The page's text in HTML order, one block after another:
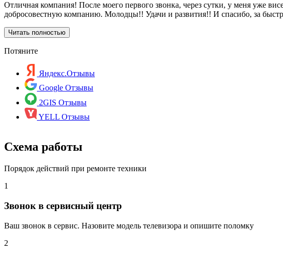
Отличная компания! После моего первого звонка, через сутки, у меня уже
добросовестную компанию. Молодцы!! Удачи и развития!! И спасибо, за
Читать полностью
Потяните
Яндекс.Отзывы
Google Отзывы
2GIS Отзывы
YELL Отзывы
Схема работы
Порядок действий при ремонте техники
1
Звонок в сервисный центр
Ваш звонок в сервис. Назовите модель телевизора и опишите поломку
2